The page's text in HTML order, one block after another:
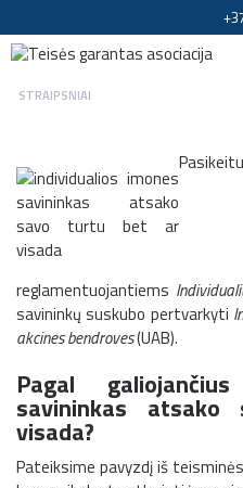
STRAIPSNIAI
reglamentuojantiems
savininkų suskubo pertvarkyti
akcines bendroves(UAB).
Pagal
savininkas
visada?
Pateiksime pavyzdį iš